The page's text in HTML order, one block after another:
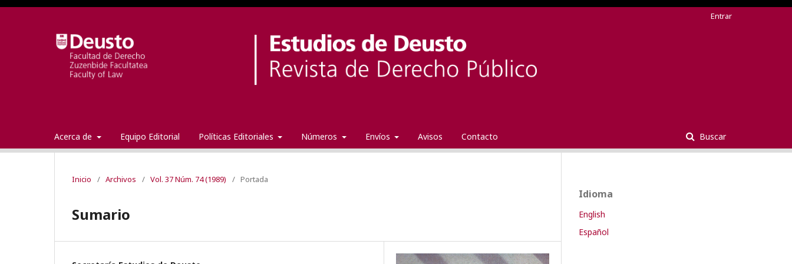
Acerca de Equipo Editorial Políticas Editoriales Números Envíos Avisos Contacto Buscar
Entrar
Inicio / Archivos / Vol. 37 Núm. 74 (1989) / Portada
Sumario
Idioma
English
Español